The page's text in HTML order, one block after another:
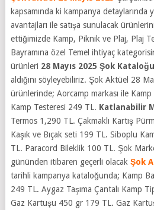
kapsamında ki kampanya detaylarında
avantajları ile satışa sunulacak
ettiğimizde Kamp, Piknik ve Plaj, Plaj
Bayramına özel Temel ihtiyaç
ürünleri 28 Mayıs 2025 Şok Kataloğu
aldığını söyleyebiliriz. Şok Aktüel 28
ürünlerinde; Aorcamp markası ile
Kamp Testeresi 249 TL. Katlanabilir
Termos 1,290 TL. Çakmaklı Kartış
Kaşık ve Bıçak seti 199 TL. Siboplu
TL. Paracord Bileklik 100 TL. Şok
gününden itibaren geçerli olacak Şok
tarihli kampanya kataloğunda; Kamp
249 TL. Aygaz Taşıma Çantalı Kamp
Gaz Kartuşu 450 gr 179 TL. Gaz